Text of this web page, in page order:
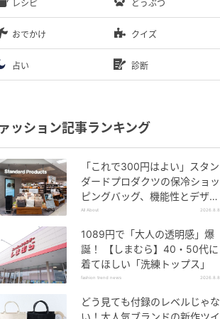
レシピ どうぶつ
おでかけ クイズ
占い 診断
ッション記事ランキング
「これで300円はよい」スタン
ダードプロダクツの保冷ショッ
ピングバッグ、機能性とデザイ
ンでネット大絶賛
All About 2026.8.8
1089円で「大人の透明感」爆
誕！ 【しまむら】40・50代に
着てほしい「洗練トップス」
fashion trend news 2026.8.8
どう見ても付録のレベルじゃな
い！大人気ブランドの新作ツイ